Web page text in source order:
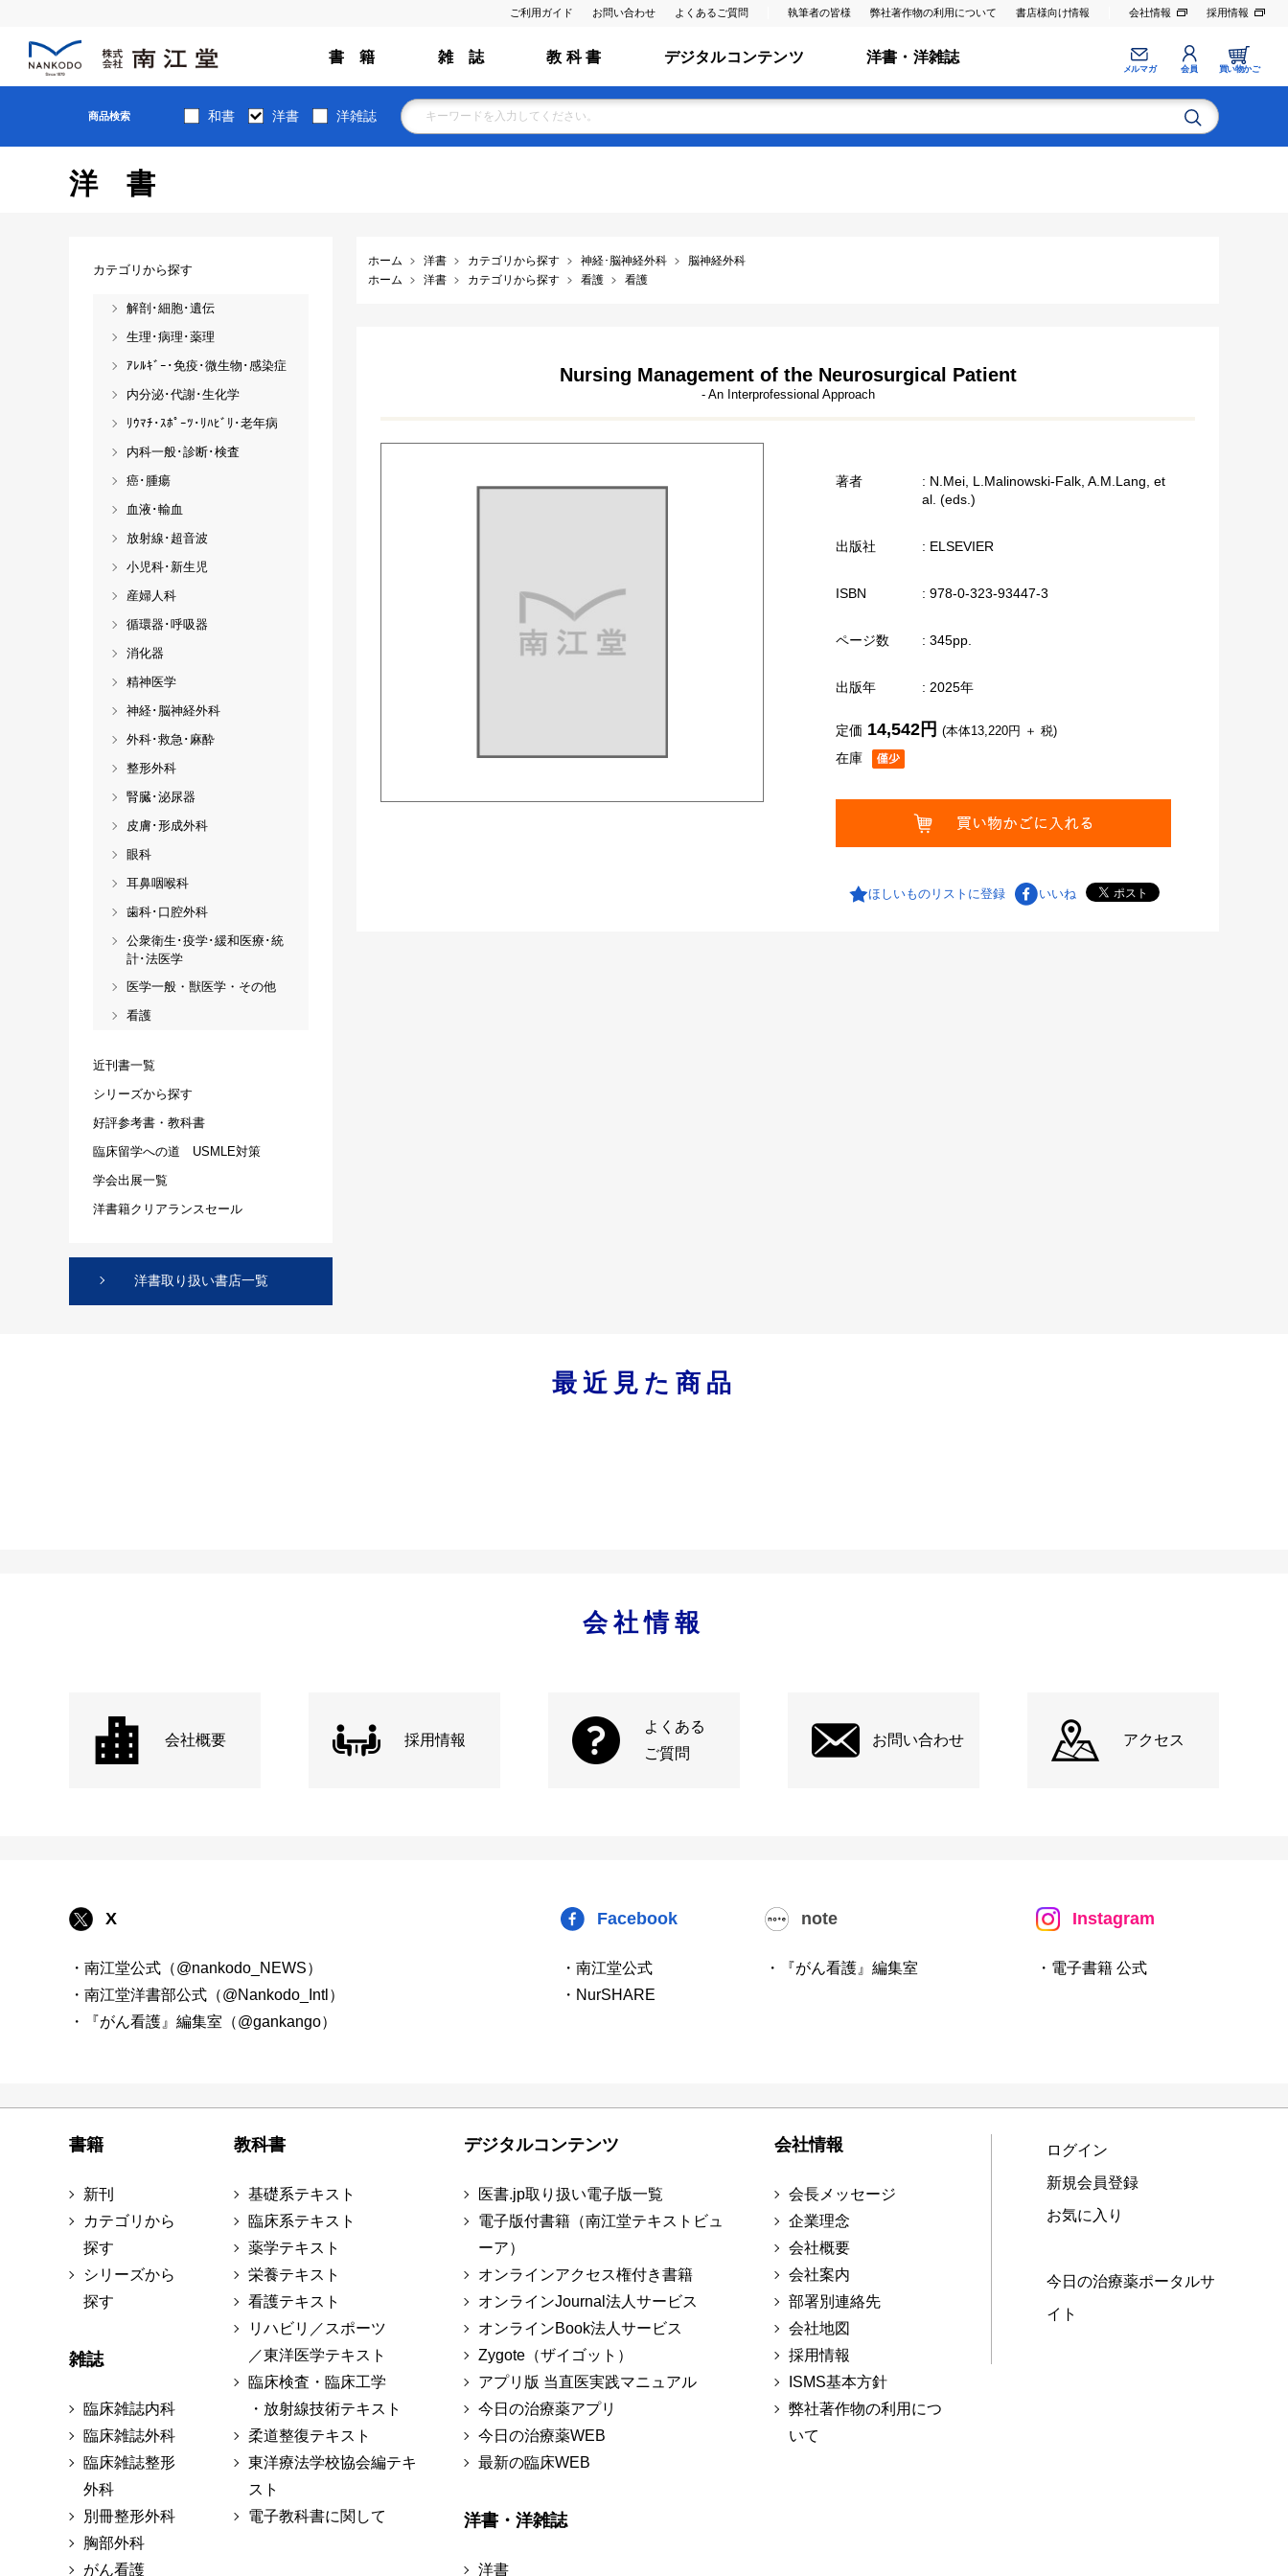
ご利用ガイド お問い合わせ よくあるご質問 執筆者の皆様 弊社著作物の利用について 書店様向け情報 会社情報 採用情報
書 籍 雑 誌 教 科 書 デジタルコンテンツ 洋書・洋雑誌
メルマガ 会員 買い物かご
商品検索 和書 洋書 洋雑誌
洋書
ホーム 洋書 カテゴリから探す 神経･脳神経外科
脳神経外科
ホーム
洋書 カテゴリから探す 看護 看護
Nursing Management of the Neurosurgical Patient
- An Interprofessional Approach
著者
: N.Mei, L.Malinowski-Falk, A.M.Lang, et
al. (eds.)
出版社 : ELSEVIER
ISBN : 978-0-323-93447-3
ページ数 : 345pp.
出版年 : 2025年
在庫
定価 14,542円 (本体13,220円 ＋ 税)
ほしいものリストに登録 いいね
カテゴリから探す
解剖･細胞･遺伝
生理･病理･薬理
ｱﾚﾙｷﾞｰ･免疫･微生物･感染症
内分泌･代謝･生化学
ﾘｳﾏﾁ･ｽﾎﾟｰﾂ･ﾘﾊﾋﾞﾘ･老年病
内科一般･診断･検査
癌･腫瘍
血液･輸血
放射線･超音波
小児科･新生児
産婦人科
循環器･呼吸器
消化器
精神医学
神経･脳神経外科
外科･救急･麻酔
整形外科
腎臓･泌尿器
皮膚･形成外科
眼科
耳鼻咽喉科
歯科･口腔外科
公衆衛生･疫学･緩和医療･統
計･法医学
医学一般・獣医学・その他
看護
近刊書一覧
シリーズから探す
好評参考書・教科書
臨床留学への道 USMLE対策
学会出展一覧
洋書籍クリアランスセール
洋書取り扱い書店一覧
最近見た商品
会社情報
会社概要 採用情報
よくある
ご質問
お問い合わせ アクセス
X
・南江堂公式（@nankodo_NEWS）
・南江堂洋書部公式（@Nankodo_Intl）
・『がん看護』編集室（@gankango）
Facebook
・南江堂公式
・NurSHARE
note
・『がん看護』編集室
Instagram
・電子書籍 公式
書籍
新刊
カテゴリから
探す
シリーズから
探す
雑誌
臨床雑誌内科
臨床雑誌外科
臨床雑誌整形
外科
別冊整形外科
胸部外科
がん看護
教科書
基礎系テキスト
臨床系テキスト
薬学テキスト
栄養テキスト
看護テキスト
リハビリ／スポーツ
／東洋医学テキスト
臨床検査・臨床工学
・放射線技術テキスト
柔道整復テキスト
東洋療法学校協会編テキ
スト
電子教科書に関して
デジタルコンテンツ
医書.jp取り扱い電子版一覧
電子版付書籍（南江堂テキストビュ
ーア）
オンラインアクセス権付き書籍
オンラインJournal法人サービス
オンラインBook法人サービス
Zygote（ザイゴット）
アプリ版 当直医実践マニュアル
今日の治療薬アプリ
今日の治療薬WEB
最新の臨床WEB
洋書・洋雑誌
洋書
会社情報
会長メッセージ
企業理念
会社概要
会社案内
部署別連絡先
会社地図
採用情報
ISMS基本方針
弊社著作物の利用につ
いて
ログイン
新規会員登録
お気に入り
今日の治療薬ポータルサ
イト